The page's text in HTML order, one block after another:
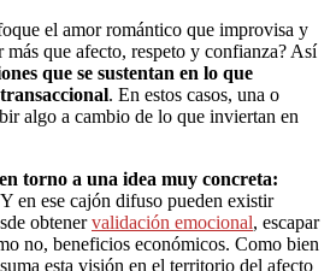
el amor romántico que improvisa y
más que afecto, respeto y confianza? Así
que se sustentan en lo que
. En estos casos, una o
algo a cambio de lo que inviertan en
torno a una idea muy concreta:
en ese cajón difuso pueden existir
obtenervalidación emocional, escapar
no, beneficios económicos. Como bien
esta visión en el territorio del afecto